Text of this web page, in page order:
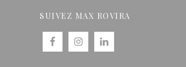
SUIVEZ MAX ROVIRA